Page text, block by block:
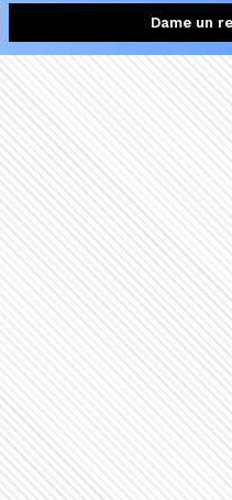
Dame un